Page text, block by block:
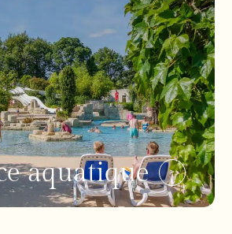
aquatique